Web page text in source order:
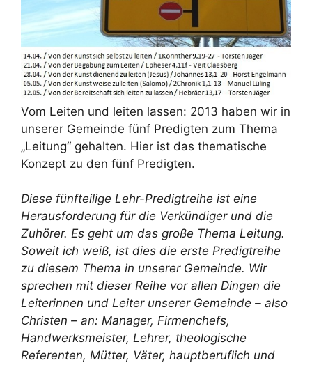
Vom Leiten und leiten lassen: 2013 haben wir in
unserer Gemeinde fünf Predigten zum Thema
„Leitung“ gehalten. Hier ist das thematische
Konzept zu den fünf Predigten.
Diese fünfteilige Lehr-Predigtreihe ist eine
Herausforderung für die Verkündiger und die
Zuhörer. Es geht um das große Thema Leitung.
Soweit ich weiß, ist dies die erste Predigtreihe
zu diesem Thema in unserer Gemeinde. Wir
sprechen mit dieser Reihe vor allen Dingen die
Leiterinnen und Leiter unserer Gemeinde – also
Christen – an: Manager, Firmenchefs,
Handwerksmeister, Lehrer, theologische
Referenten, Mütter, Väter, hauptberuflich und